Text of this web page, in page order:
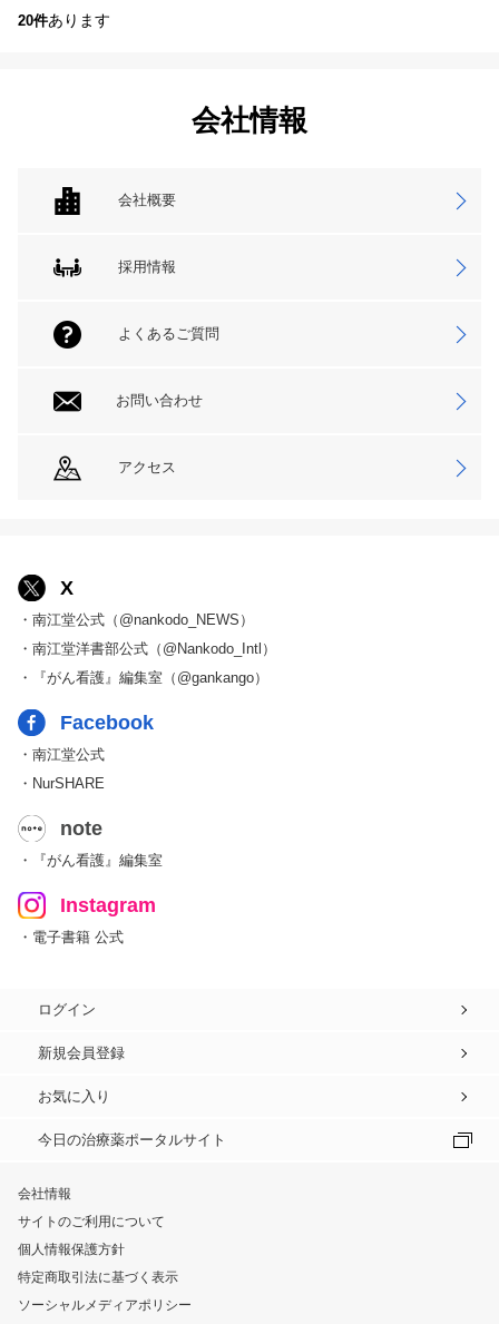
20件あります
会社情報
会社概要
採用情報
よくあるご質問
お問い合わせ
アクセス
X
・南江堂公式（@nankodo_NEWS）
・南江堂洋書部公式（@Nankodo_Intl）
・『がん看護』編集室（@gankango）
Facebook
・南江堂公式
・NurSHARE
note
・『がん看護』編集室
Instagram
・電子書籍 公式
ログイン
新規会員登録
お気に入り
今日の治療薬ポータルサイト
会社情報
サイトのご利用について
個人情報保護方針
特定商取引法に基づく表示
ソーシャルメディアポリシー